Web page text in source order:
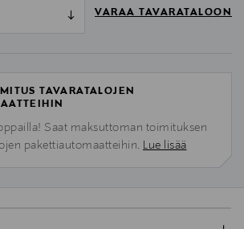
VARAA TAVARATALOON
TAVARATALOJEN
Saat maksuttoman toimituksen
pakettiautomaatteihin. Lue lisää